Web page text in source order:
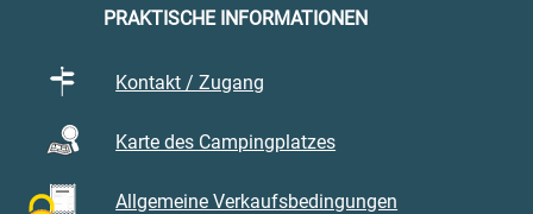
PRAKTISCHE INFORMATIONEN
Kontakt / Zugang
Karte des Campingplatzes
Allgemeine Verkaufsbedingungen